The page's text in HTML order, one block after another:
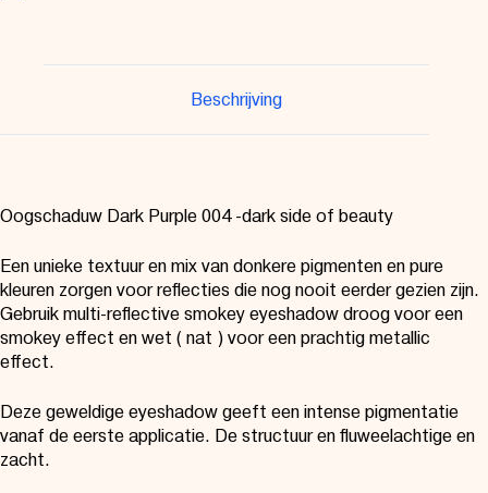
Beschrijving
Oogschaduw Dark Purple 004 -dark side of beauty
Een unieke textuur en mix van donkere pigmenten en pure
kleuren zorgen voor reflecties die nog nooit eerder gezien zijn.
Gebruik multi-reflective smokey eyeshadow droog voor een
smokey effect en wet ( nat ) voor een prachtig metallic
effect.
Deze geweldige eyeshadow geeft een intense pigmentatie
vanaf de eerste applicatie. De structuur en fluweelachtige en
zacht.